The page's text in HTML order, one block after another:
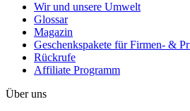
Wir und unsere Umwelt
Glossar
Magazin
Geschenkspakete für Firmen- &
Rückrufe
Affiliate Programm
Über uns